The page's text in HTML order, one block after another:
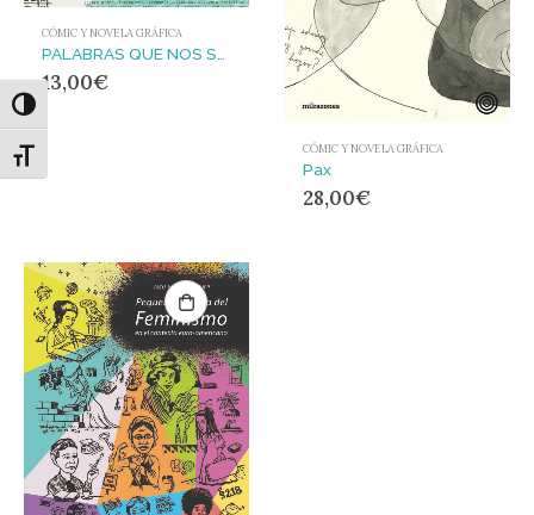
Alternar alto contraste
Alternar tamaño de letra
CÓMIC Y NOVELA GRÁFICA
13,00€
CÓMIC Y NOVELA GRÁFICA
Pax
28,00€